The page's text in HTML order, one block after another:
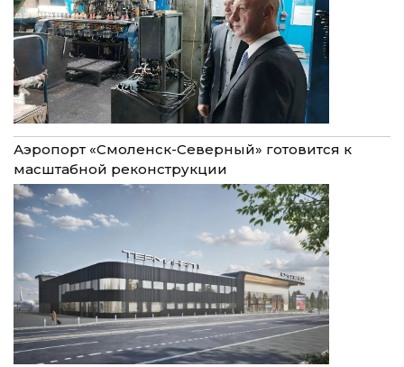
Аэропорт «Смоленск-Северный» готовится к
масштабной реконструкции